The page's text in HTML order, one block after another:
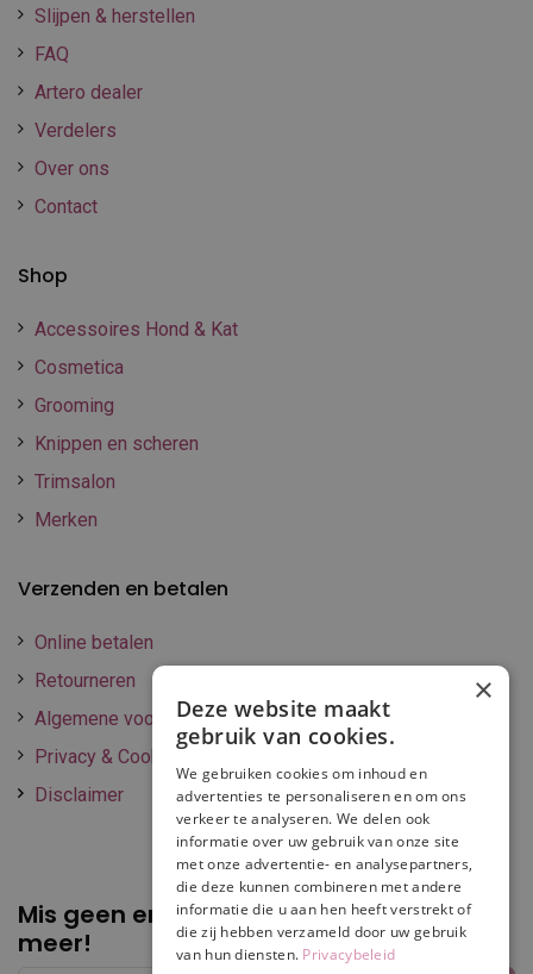
Slijpen & herstellen
FAQ
Artero dealer
Verdelers
Over ons
Contact
Shop
Accessoires Hond & Kat
Cosmetica
Grooming
Knippen en scheren
Trimsalon
Merken
Verzenden en betalen
Online betalen
Retourneren
Algemene voorwaarden
Privacy & Cookie policy
Disclaimer
Mis geen enkelepromotie of korting
meer!
×
Deze website maakt
gebruik van cookies.
We gebruiken cookies om inhoud en
advertenties te personaliseren en om ons
verkeer te analyseren. We delen ook
informatie over uw gebruik van onze site
met onze advertentie- en analysepartners,
die deze kunnen combineren met andere
informatie die u aan hen heeft verstrekt of
die zij hebben verzameld door uw gebruik
van hun diensten. Privacybeleid